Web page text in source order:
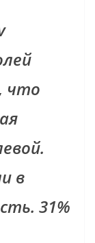
что
в
31%